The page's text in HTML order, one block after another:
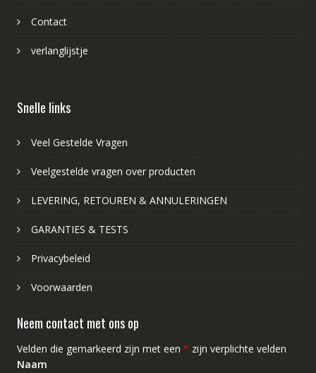
Contact
verlanglijstje
Snelle links
Veel Gestelde Vragen
Veelgestelde vragen over producten
LEVERING, RETOUREN & ANNULERINGEN
GARANTIES & TESTS
Privacybeleid
Voorwaarden
Neem contact met ons op
Velden die gemarkeerd zijn met een * zijn verplichte velden
Naam